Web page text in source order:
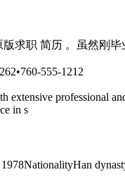
求职 简历 。虽然刚毕
555-1212
professional
in s